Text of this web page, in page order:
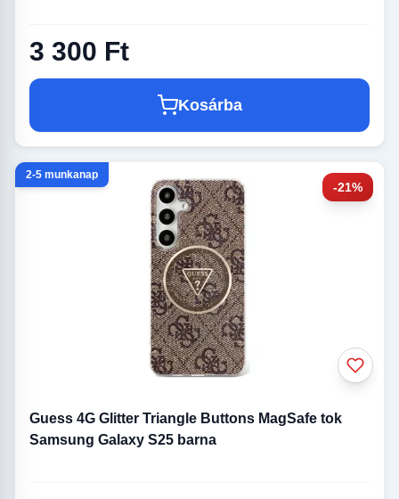
3 300 Ft
Kosárba
-21%
2-5 munkanap
Guess 4G Glitter Triangle Buttons MagSafe tok
Samsung Galaxy S25 barna